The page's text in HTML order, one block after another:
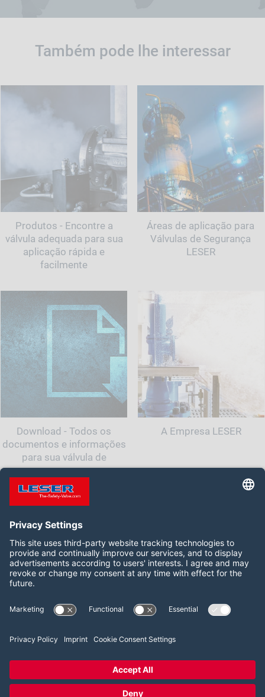
Também pode lhe interessar
Produtos - Encontre a
válvula adequada para sua
aplicação rápida e
facilmente
Áreas de aplicação para
Válvulas de Segurança
LESER
Download - Todos os
documentos e informações
para sua válvula de
segurança
A Empresa LESER
Siga-nos:
LinkedIn
Termos e Condições
Política de Privacidade